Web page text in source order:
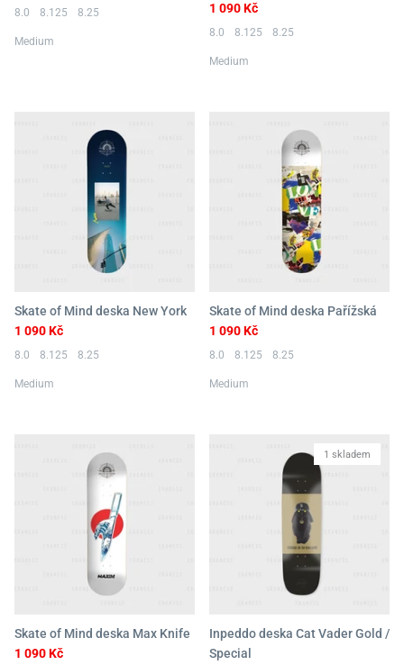
8.0 8.125 8.25
Medium
1 090 Kč
8.0 8.125 8.25
Medium
Skate of Mind deska New York
1 090 Kč
8.0 8.125 8.25
Medium
Skate of Mind deska Pařížská
1 090 Kč
8.0 8.125 8.25
Medium
Skate of Mind deska Max Knife
1 090 Kč
1 skladem
Inpeddo deska Cat Vader Gold /
Special